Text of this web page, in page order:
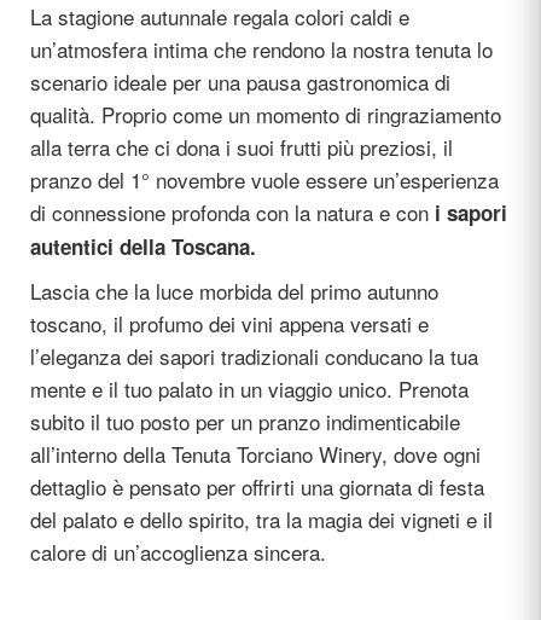
La stagione autunnale regala colori caldi e
un’atmosfera intima che rendono la nostra tenuta lo
scenario ideale per una pausa gastronomica di
qualità. Proprio come un momento di ringraziamento
alla terra che ci dona i suoi frutti più preziosi, il
pranzo del 1° novembre vuole essere un’esperienza
di connessione profonda con la natura e con i sapori
autentici della Toscana.
Lascia che la luce morbida del primo autunno
toscano, il profumo dei vini appena versati e
l’eleganza dei sapori tradizionali conducano la tua
mente e il tuo palato in un viaggio unico. Prenota
subito il tuo posto per un pranzo indimenticabile
all’interno della Tenuta Torciano Winery, dove ogni
dettaglio è pensato per offrirti una giornata di festa
del palato e dello spirito, tra la magia dei vigneti e il
calore di un’accoglienza sincera.